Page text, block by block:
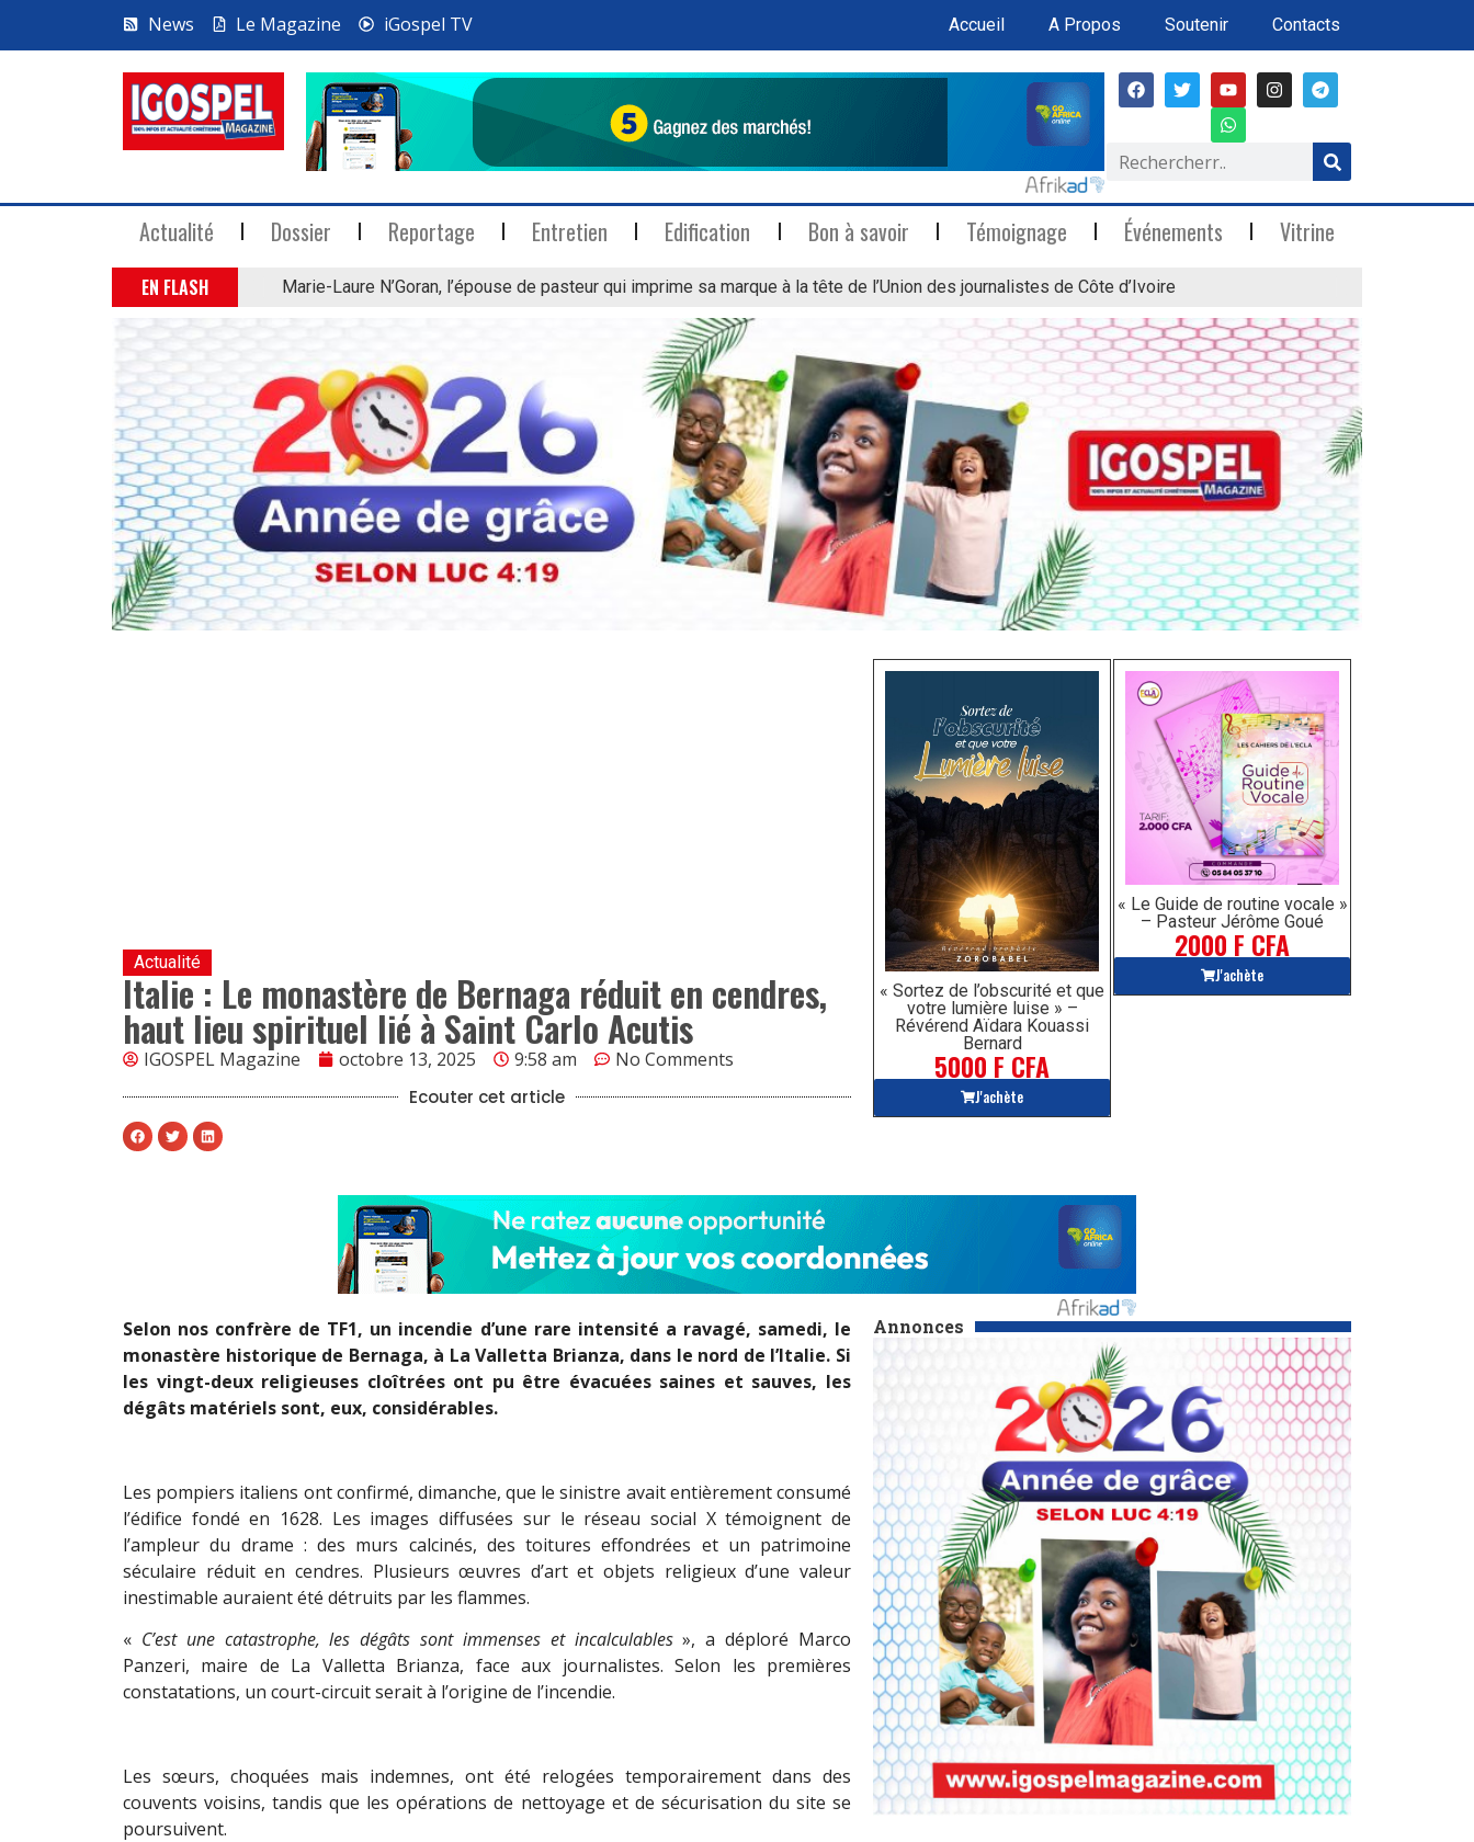
News Le Magazine iGospel TV Accueil A Propos Soutenir Contacts
Actualité Dossier Reportage Entretien Edification Bon à savoir Témoignage Événements Vitrine
EN FLASH Marie-Laure N’Goran, l’épouse de pasteur qui imprime sa marque à la tête de l’Union des journalistes de Côte d’Ivoire
« Sortez de l’obscurité et que
votre lumière luise » –
Révérend Aïdara Kouassi
Bernard
5000 F CFA
J'achète
« Le Guide de routine vocale »
– Pasteur Jérôme Goué
2000 F CFA
J'achète
Actualité
Italie : Le monastère de Bernaga réduit en cendres,
haut lieu spirituel lié à Saint Carlo Acutis
IGOSPEL Magazine octobre 13, 2025 9:58 am No Comments
Ecouter cet article
Annonces
Selon nos confrère de TF1, un incendie d’une rare intensité a ravagé, samedi, le
monastère historique de Bernaga, à La Valletta Brianza, dans le nord de l’Italie. Si
les vingt-deux religieuses cloîtrées ont pu être évacuées saines et sauves, les
dégâts matériels sont, eux, considérables.
Les pompiers italiens ont confirmé, dimanche, que le sinistre avait entièrement consumé
l’édifice fondé en 1628. Les images diffusées sur le réseau social X témoignent de
l’ampleur du drame : des murs calcinés, des toitures effondrées et un patrimoine
séculaire réduit en cendres. Plusieurs œuvres d’art et objets religieux d’une valeur
inestimable auraient été détruits par les flammes.
« C’est une catastrophe, les dégâts sont immenses et incalculables», a déploré Marco
Panzeri, maire de La Valletta Brianza, face aux journalistes. Selon les premières
constatations, un court-circuit serait à l’origine de l’incendie.
Les sœurs, choquées mais indemnes, ont été relogées temporairement dans des
couvents voisins, tandis que les opérations de nettoyage et de sécurisation du site se
poursuivent.